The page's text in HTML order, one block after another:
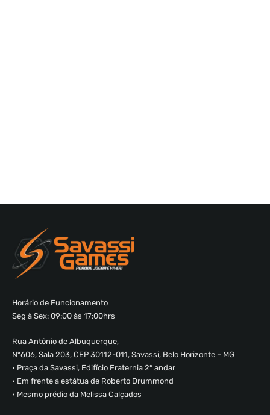
Horário de Funcionamento
Seg à Sex: 09:00 às 17:00hrs
Rua Antônio de Albuquerque,
Nº606, Sala 203, CEP 30112-011, Savassi, Belo Horizonte – MG
• Praça da Savassi, Edifício Fraternia 2º andar
• Em frente a estátua de Roberto Drummond
• Mesmo prédio da Melissa Calçados